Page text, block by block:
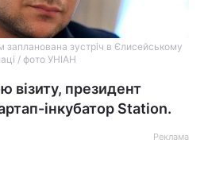
зустріч в Єлисейському
/ фото УНІАН
візиту, президент
інкубатор Station.
Реклама